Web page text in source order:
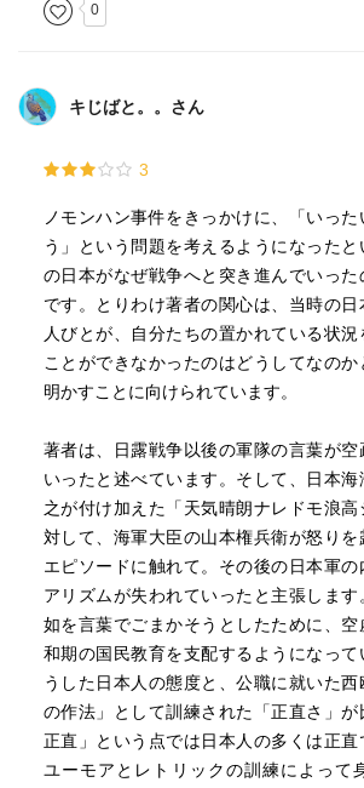
0
キじばと。。さん
3
ノモンハン事件をきっかけに、「いっ
う」という問題を考えるようになった
の日本がなぜ戦争へと突き進んでいった
です。とりわけ著者の関心は、当時の日
人びとが、自分たちの置かれている状
ことができなかったのはどうしてなのか
明かすことに向けられています。
著者は、日露戦争以後の軍隊の言葉が空
いったと述べています。そして、日本
之が付け加えた「天気晴朗ナレドモ浪高
対して、海軍大臣の山本権兵衛が怒りを
エピソードに触れて。その後の日本軍の
アリズムが失われていったと主張します
如を言葉でごまかそうとしたために、空
和期の国民教育を支配するようになって
うした日本人の態度と、公職に就いた西
の作法」として訓練された「正直さ」
正直」という点では日本人の多くは正直
ユーモアとレトリックの訓練によって